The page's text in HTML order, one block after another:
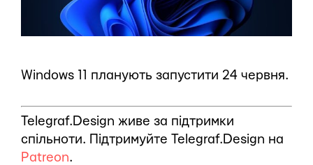
Windows 11 планують запустити 24 червня.
Telegraf.Design живе за підтримки
спільноти. Підтримуйте Telegraf.Design на
Patreon.